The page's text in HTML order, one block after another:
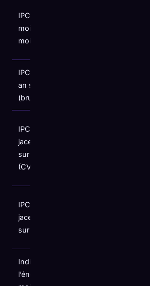
IPC global,
mois sur
mois (CVS)
IPC global,
an sur an
(brut)
IPC sous-
jacent, mois
sur mois
(CVS)
IPC sous-
jacent, an
sur an
Indice de
l’énergie,